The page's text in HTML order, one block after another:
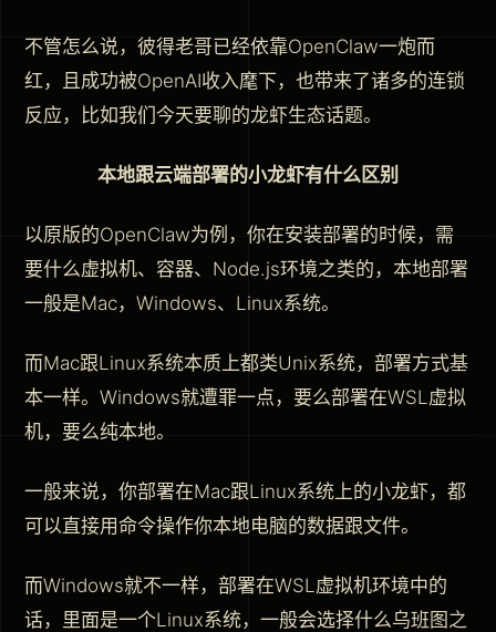
不管怎么说，彼得老哥已经依靠OpenClaw一炮而
红，且成功被OpenAI收入麾下，也带来了诸多的连锁
反应，比如我们今天要聊的龙虾生态话题。
本地跟云端部署的小龙虾有什么区别
以原版的OpenClaw为例，你在安装部署的时候，需
要什么虚拟机、容器、Node.js环境之类的，本地部署
一般是Mac，Windows、Linux系统。
而Mac跟Linux系统本质上都类Unix系统，部署方式基
本一样。Windows就遭罪一点，要么部署在WSL虚拟
机，要么纯本地。
一般来说，你部署在Mac跟Linux系统上的小龙虾，都
可以直接用命令操作你本地电脑的数据跟文件。
而Windows就不一样，部署在WSL虚拟机环境中的
话，里面是一个Linux系统，一般会选择什么乌班图之